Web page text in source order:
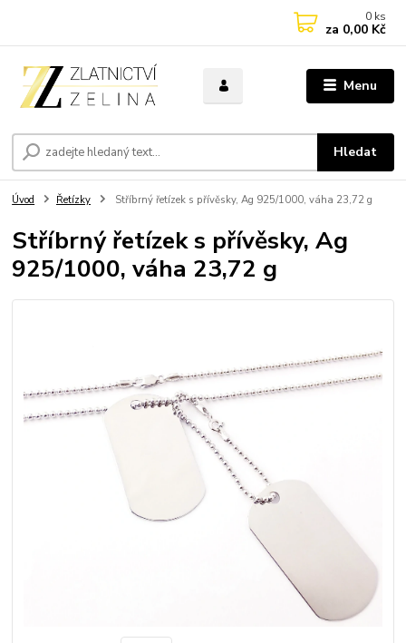
Menu
Hledat
0 ks
za 0,00 Kč
Úvod Řetízky Stříbrný řetízek s přívěsky, Ag 925/1000, váha 23,72 g
Stříbrný řetízek s přívěsky, Ag
925/1000, váha 23,72 g